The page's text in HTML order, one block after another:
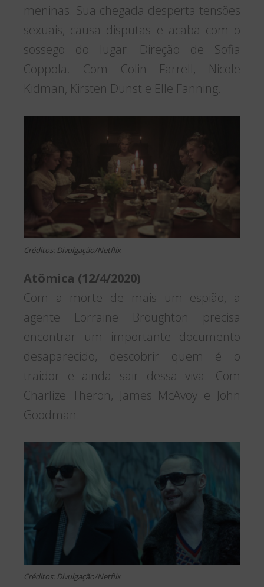
meninas. Sua chegada desperta tensões
sexuais, causa disputas e acaba com o
sossego do lugar. Direção de Sofia
Coppola. Com Colin Farrell, Nicole
Kidman, Kirsten Dunst e Elle Fanning.
Créditos: Divulgação/Netflix
Atômica (12/4/2020)
Com a morte de mais um espião, a
agente Lorraine Broughton precisa
encontrar um importante documento
desaparecido, descobrir quem é o
traidor e ainda sair dessa viva. Com
Charlize Theron, James McAvoy e John
Goodman.
Créditos: Divulgação/Netflix